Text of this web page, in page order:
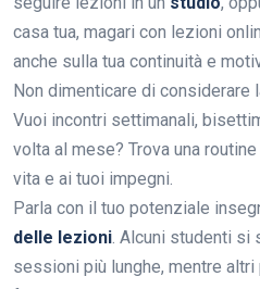
casa tua, magari con lezioni
anche sulla tua continuità e
Non dimenticare di considerare
Vuoi incontri settimanali,
volta al mese? Trova una
vita e ai tuoi impegni.
Parla con il tuo potenziale
delle lezioni. Alcuni studenti si
sessioni più lunghe, mentre